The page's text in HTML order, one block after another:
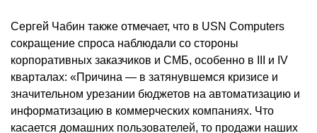
Сергей Чабин также отмечает, что в USN Computers
сокращение спроса наблюдали со стороны
корпоративных заказчиков и СМБ, особенно в III и IV
кварталах: «Причина — в затянувшемся кризисе и
значительном урезании бюджетов на автоматизацию и
информатизацию в коммерческих компаниях. Что
касается домашних пользователей, то продажи наших